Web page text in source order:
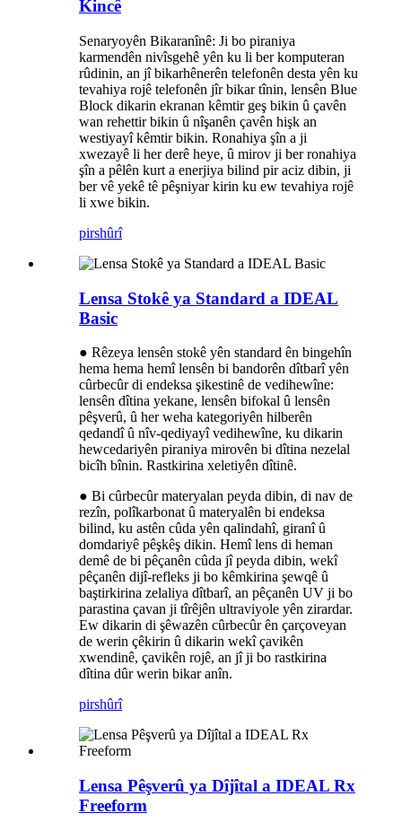
Kincê
Senaryoyên Bikaranînê: Ji bo piraniya
karmendên nivîsgehê yên ku li ber komputeran
rûdinin, an jî bikarhênerên telefonên desta yên ku
tevahiya rojê telefonên jîr bikar tînin, lensên Blue
Block dikarin ekranan kêmtir geş bikin û çavên
wan rehettir bikin û nîşanên çavên hişk an
westiyayî kêmtir bikin. Ronahiya şîn a ji
xwezayê li her derê heye, û mirov ji ber ronahiya
şîn a pêlên kurt a enerjiya bilind pir aciz dibin, ji
ber vê yekê tê pêşniyar kirin ku ew tevahiya rojê
li xwe bikin.
pirshûrî
Lensa Stokê ya Standard a IDEAL
Basic
● Rêzeya lensên stokê yên standard ên bingehîn
hema hema hemî lensên bi bandorên dîtbarî yên
cûrbecûr di endeksa şikestinê de vedihewîne:
lensên dîtina yekane, lensên bifokal û lensên
pêşverû, û her weha kategoriyên hilberên
qedandî û nîv-qediyayî vedihewîne, ku dikarin
hewcedariyên piraniya mirovên bi dîtina nezelal
bicîh bînin. Rastkirina xeletiyên dîtinê.
● Bi cûrbecûr materyalan peyda dibin, di nav de
rezîn, polîkarbonat û materyalên bi endeksa
bilind, ku astên cûda yên qalindahî, giranî û
domdariyê pêşkêş dikin. Hemî lens di heman
demê de bi pêçanên cûda jî peyda dibin, wekî
pêçanên dijî-refleks ji bo kêmkirina şewqê û
baştirkirina zelaliya dîtbarî, an pêçanên UV ji bo
parastina çavan ji tîrêjên ultraviyole yên zirardar.
Ew dikarin di şêwazên cûrbecûr ên çarçoveyan
de werin çêkirin û dikarin wekî çavikên
xwendinê, çavikên rojê, an jî ji bo rastkirina
dîtina dûr werin bikar anîn.
pirshûrî
Lensa Pêşverû ya Dîjîtal a IDEAL Rx
Freeform